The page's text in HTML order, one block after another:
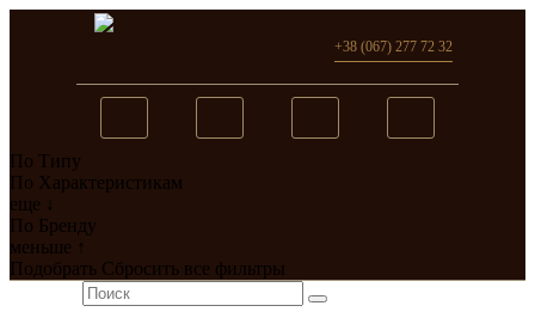
Вы добавили в сравнение
перейти
+38 (067) 277 72 32
По Типу
По Характеристикам
еще ↓
По Бренду
меньше ↑
Подобрать Сбросить все фильтры